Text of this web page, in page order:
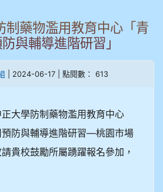
制藥物濫用教育中心「青
與輔導進階研習」
| 2024-06-17 | 點閱數： 613
大學防制藥物濫用教育中心
預防與輔導進階研習—桃園市場
貴校鼓勵所屬踴躍報名參加，